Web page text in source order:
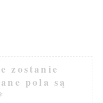
zostanie
pola są